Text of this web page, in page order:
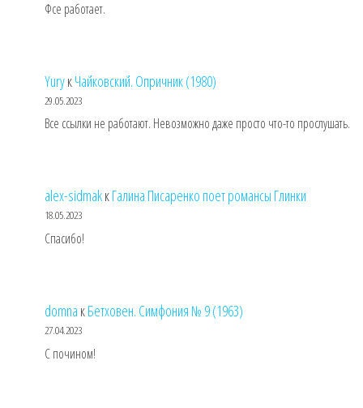
Фсе работает.
YuryкЧайковский. Опричник (1980)
29.05.2023
Все ссылки не работают. Невозможно даже просто что-то прослушать.
alex-sidmakкГалина Писаренко поет романсы Глинки
18.05.2023
Спасибо!
domna кБетховен. Симфония № 9 (1963)
27.04.2023
С почином!